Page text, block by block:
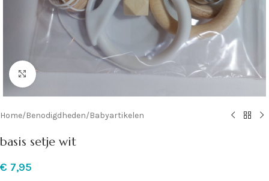
Klik om te vergroten
Home/Benodigdheden/Babyartikelen
basis setje wit
€ 7,95